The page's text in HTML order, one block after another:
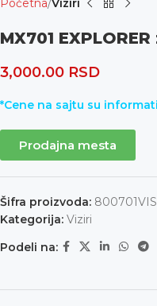
Početna Viziri
MX701
3,000.00 RSD
*Cene na sajtu su
Prodajna mesta
Šifra proizvoda:
Kategorija: Viziri
Podeli na: